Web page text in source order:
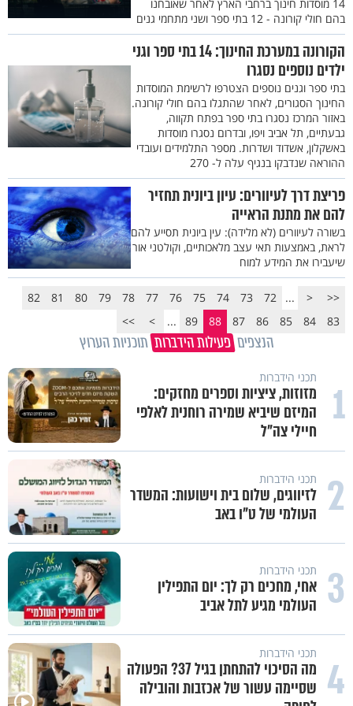
14 מוסדות חינוך ברחבי הארץ לאחר שאובחנו
בהם חולי קורונה - 12 בתי ספר ושני מתחמי גנים
הקורונה במערכת החינוך: 14 בתי ספר וגני
ילדים נוספים נסגרו
בתי ספר וגנים נוספים הצטרפו לרשימת המוסדות
החינוך הסגורים, לאחר שהתגלו בהם חולי קורונה.
באזור המרכז נסגרו בתי ספר בפתח תקווה,
גבעתיים, תל אביב ויפו, ובדרום נסגרו מוסדות
באשקלון, אשדוד ושדרות. מספר התלמידים ועובדי
ההוראה שנדבקו בנגיף עלה ל- 270
פריצת דרך לעיוורים: עיון ביונית תחזיר
להם את מתנת הראייה
בשורה לעיוורים (לא מלידה): עין ביונית תסייע להם
לראת, באמצעות תאי עצב מלאכותיים, וקולטני אור
שיעבירו את המידע למוח
<<
<
...
72
73
74
75
76
77
78
79
80
81
82
83
84
85
86
87
88
89
...
>
>>
הנצפים פעילות הידברות תוכניות הערוץ
1 תכני הידברות
מזוזות, ציציות וספרים מחזקים:
המיזם שיביא שמירה רוחנית לאלפי
חיילי צה"ל
2 תכני הידברות
לזיווגים, שלום בית וישועות: המשדר
העולמי של ט"ו באב
3 תכני הידברות
אחי, מחכים רק לך: יום התפילין
העולמי מגיע לתל אביב
4 תכני הידברות
מה הסיכוי להתחתן בגיל 37? הפעולה
שסיימה עשור של אכזבות והובילה
קרה בערד נס מסוג אחר! הרב
פגיעה עצמית וחרדות – איך